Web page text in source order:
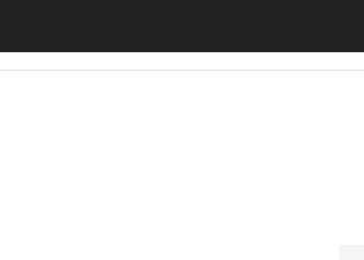
CDP per i progetti più innovativi della